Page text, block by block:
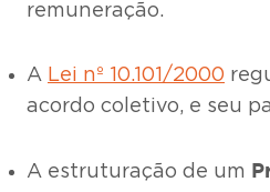
remuneração.
A Lei nº 10.101/2000
acordo coletivo, e seu
A estruturação de um